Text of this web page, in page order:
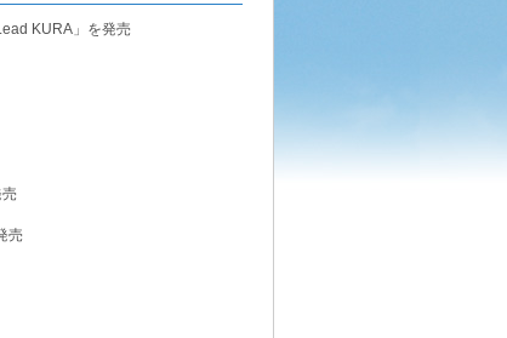
住まいづくりを楽しく学べるデジタルラウンジで
経営に役立つ多彩な情報を幅広くお届けします。
ウンジ 土地活用・賃貸経営
ォームの具体策とアイデアを豊富にご用意してい
向のまちづくりを実現していきます。
ネラルソリューション
ームオーナーさま・リフォーム工事ご契約者さま
心なコンテンツや、ミサワホームからの大切なお
KURA」を発売
売